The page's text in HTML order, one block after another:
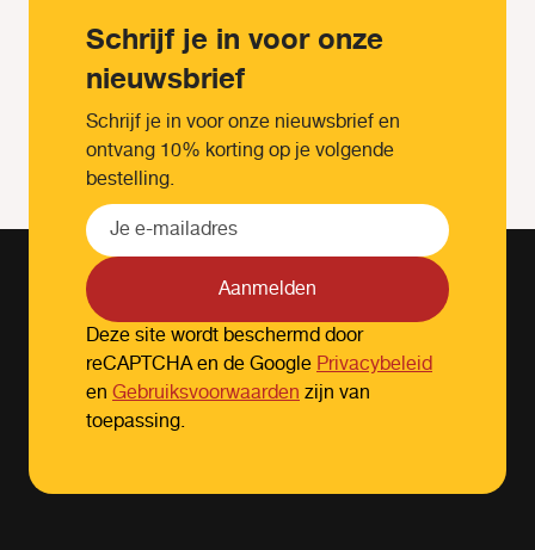
Schrijf je in voor onze
nieuwsbrief
Schrijf je in voor onze nieuwsbrief en
ontvang 10% korting op je volgende
bestelling.
Aanmelden
Deze site wordt beschermd door
reCAPTCHA en de GooglePrivacybeleid
en Gebruiksvoorwaardenzijn van
toepassing.